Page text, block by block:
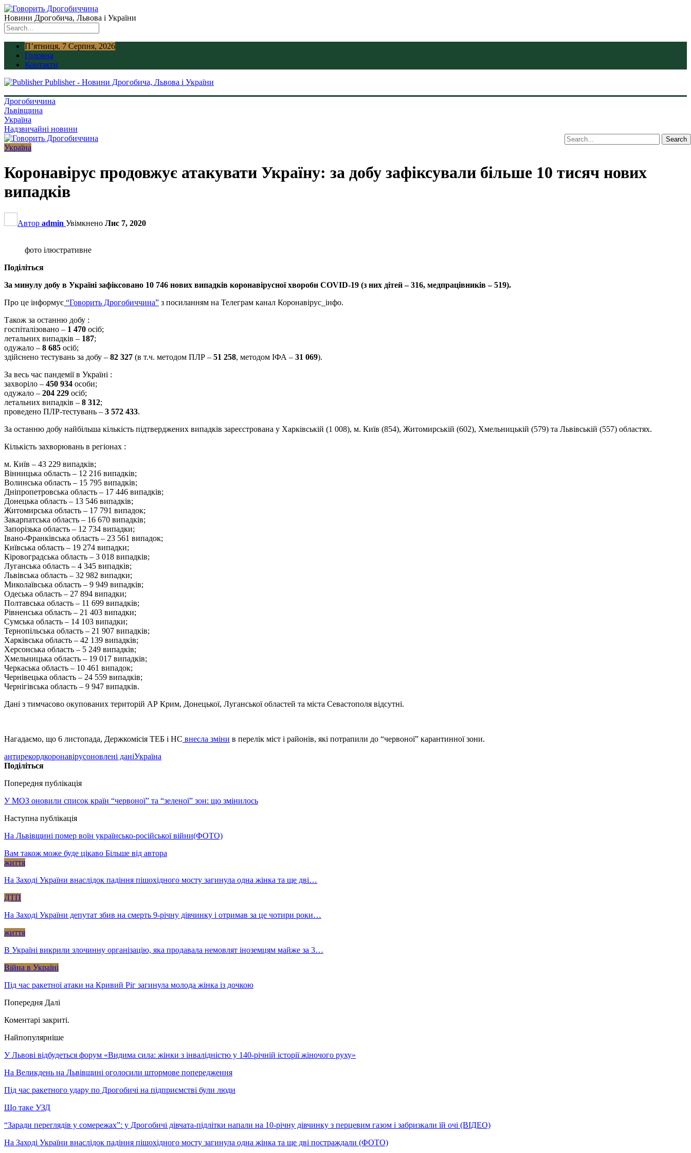
Новини Дрогобича, Львова і України
П’ятниця, 7 Серпня, 2026
Головна
Контакти
Publisher - Новини Дрогобича, Львова і України
Дрогобиччина
Львівщина
Україна
Надзвичайні новини
Україна
Коронавірус продовжує атакувати Україну: за добу зафіксували більше 10 тисяч нових
випадків
Автор admin Увімкнено Лис 7, 2020
фото ілюстративне
Поділіться
За минулу добу в Україні зафіксовано 10 746 нових випадків коронавірусної хвороби COVID-19 (з них дітей – 316, медпрацівників – 519).
Про це інформує “Говорить Дрогобиччина” з посиланням на Телеграм канал Коронавірус_інфо.
Також за останню добу :
госпіталізовано – 1 470 осіб;
летальних випадків – 187;
одужало – 8 685 осіб;
здійснено тестувань за добу – 82 327 (в т.ч. методом ПЛР – 51 258, методом ІФА – 31 069).
За весь час пандемії в Україні :
захворіло – 450 934 особи;
одужало – 204 229 осіб;
летальних випадків – 8 312;
проведено ПЛР-тестувань – 3 572 433.
За останню добу найбільша кількість підтверджених випадків зареєстрована у Харківській (1 008), м. Київ (854), Житомирській (602), Хмельницькій (579) та Львівській (557) областях.
Кількість захворювань в регіонах :
м. Київ – 43 229 випадків;
Вінницька область – 12 216 випадків;
Волинська область – 15 795 випадків;
Дніпропетровська область – 17 446 випадків;
Донецька область – 13 546 випадків;
Житомирська область – 17 791 випадок;
Закарпатська область – 16 670 випадків;
Запорізька область – 12 734 випадки;
Івано-Франківська область – 23 561 випадок;
Київська область – 19 274 випадки;
Кіровоградська область – 3 018 випадків;
Луганська область – 4 345 випадків;
Львівська область – 32 982 випадки;
Миколаївська область – 9 949 випадків;
Одеська область – 27 894 випадки;
Полтавська область – 11 699 випадків;
Рівненська область – 21 403 випадки;
Сумська область – 14 103 випадки;
Тернопільська область – 21 907 випадків;
Харківська область – 42 139 випадків;
Херсонська область – 5 249 випадків;
Хмельницька область – 19 017 випадків;
Черкаська область – 10 461 випадок;
Чернівецька область – 24 559 випадків;
Чернігівська область – 9 947 випадків.
Дані з тимчасово окупованих територій АР Крим, Донецької, Луганської областей та міста Севастополя відсутні.
Нагадаємо, що 6 листопада, Держкомісія ТЕБ і НС внесла зміни в перелік міст і районів, які потрапили до “червоної” карантинної зони.
антирекордкоронавірусоновлені даніУкраїна
Поділіться
Попередня публікація
У МОЗ оновили список країн “червоної” та “зеленої” зон: що змінилось
Наступна публікація
На Львівщині помер воїн українсько-російської війни(ФОТО)
Вам також може буде цікаво Більше від автора
життя
На Заході України внаслідок падіння пішохідного мосту загинула одна жінка та ще дві…
ДТП
На Заході України депутат збив на смерть 9-річну дівчинку і отримав за це чотири роки…
життя
В Україні викрили злочинну організацію, яка продавала немовлят іноземцям майже за 3…
Війна в Україні
Під час ракетної атаки на Кривий Ріг загинула молода жінка із дочкою
Попередня Далі
Коментарі закриті.
Найпопулярніше
У Львові відбудеться форум «Видима сила: жінки з інвалідністю у 140-річній історії жіночого руху»
На Великдень на Львівщині оголосили штормове попередження
Під час ракетного удару по Дрогобичі на підприємстві були люди
Що таке УЗД
“Заради переглядів у сомережах”: у Дрогобичі дівчата-підлітки напали на 10-річну дівчинку з перцевим газом і забризкали їй очі (ВІДЕО)
На Заході України внаслідок падіння пішохідного мосту загинула одна жінка та ще дві постраждали (ФОТО)